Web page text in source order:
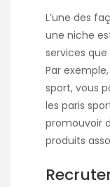
L’une des
une niche
services
Par
sport, vous
les paris
promouvoir
produits